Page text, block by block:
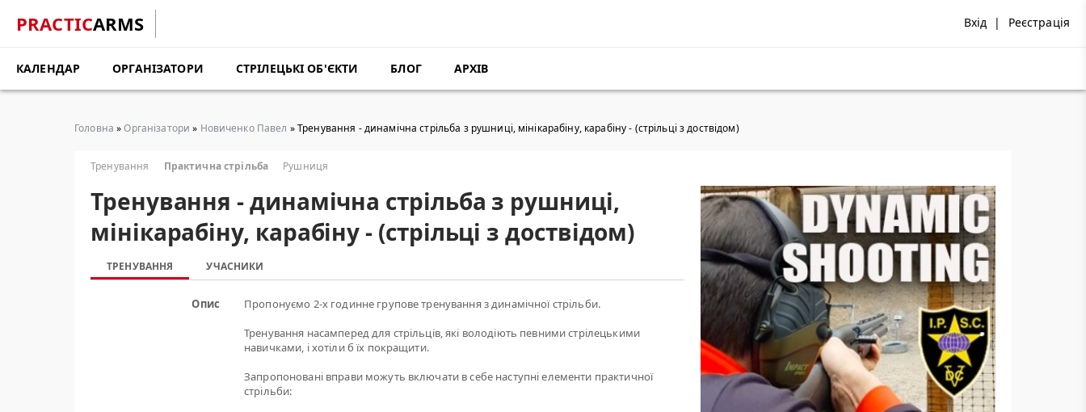
PRACTICARMS Вхід | Реєстрація
КАЛЕНДАР ОРГАНІЗАТОРИ СТРІЛЕЦЬКІ ОБ'ЄКТИ БЛОГ АРХІВ
Головна »Організатори » Новиченко Павел » Тренування - динамічна стрільба з рушниці, мінікарабіну, карабіну - (стрільці з доствідом)
Тренування Практична стрільба Рушниця
Тренування - динамічна стрільба з рушниці,
мінікарабіну, карабіну - (стрільці з доствідом)
ТРЕНУВАННЯ УЧАСНИКИ
Опис
Пропонуємо 2-х годинне групове тренування з динамічної стрільби.
Тренування насамперед для стрільців, які володіють певними стрілецькими
навичками, і хотіли б їх покращити.
Запропоновані вправи можуть включати в себе наступні елементи практичної
стрільби: